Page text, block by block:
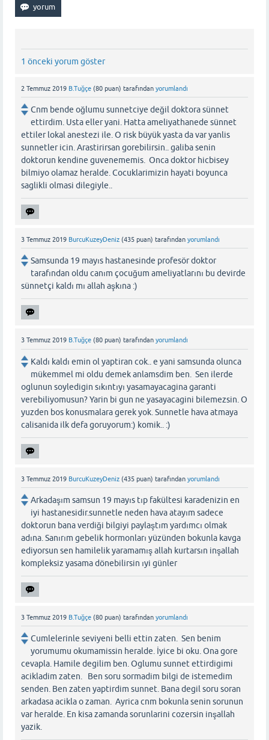
1 önceki yorum göster
2 Temmuz 2019 B.Tuğçe (80 puan) tarafından yorumlandı
Cnm bende oğlumu sunnetciye değil doktora sünnet
ettirdim. Usta eller yani. Hatta ameliyathanede sünnet
ettiler lokal anestezi ile. O risk büyük yasta da var yanlis
sunnetler icin. Arastirirsan gorebilirsin.. galiba senin
doktorun kendine guvenememis. Onca doktor hicbisey
bilmiyo olamaz heralde. Cocuklarimizin hayati boyunca
saglikli olmasi dilegiyle..
3 Temmuz 2019 BurcuKuzeyDeniz (435 puan) tarafından yorumlandı
Samsunda 19 mayıs hastanesinde profesör doktor
tarafından oldu canım çocuğum ameliyatlarını bu devirde
sünnetçi kaldı mı allah aşkına :)
3 Temmuz 2019 B.Tuğçe (80 puan) tarafından yorumlandı
Kaldı kaldı emin ol yaptiran cok.. e yani samsunda olunca
mükemmel mi oldu demek anlamsdim ben. Sen ilerde
oglunun soyledigin sıkıntıyı yasamayacagina garanti
verebiliyomusun? Yarin bi gun ne yasayacagini bilemezsin. O
yuzden bos konusmalara gerek yok. Sunnetle hava atmaya
calisanida ilk defa goruyorum:) komik.. :)
3 Temmuz 2019 BurcuKuzeyDeniz (435 puan) tarafından yorumlandı
Arkadaşım samsun 19 mayıs tıp fakültesi karadenizin en
iyi hastanesidir.sunnetle neden hava atayım sadece
doktorun bana verdiği bilgiyi paylaştım yardımcı olmak
adına. Sanırım gebelik hormonları yüzünden bokunla kavga
ediyorsun sen hamilelik yaramamış allah kurtarsın inşallah
kompleksiz yasama dönebilirsin ıyi günler
3 Temmuz 2019 B.Tuğçe (80 puan) tarafından yorumlandı
Cumlelerinle seviyeni belli ettin zaten. Sen benim
yorumumu okumamissin heralde. İyice bi oku. Ona gore
cevapla. Hamile degilim ben. Oglumu sunnet ettirdigimi
acikladim zaten. Ben soru sormadim bilgi de istemedim
senden. Ben zaten yaptirdim sunnet. Bana degil soru soran
arkadasa acikla o zaman. Ayrica cnm bokunla senin sorunun
var heralde. En kisa zamanda sorunlarini cozersin inşallah
yazik.